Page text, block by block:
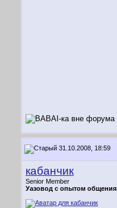
31.10.2008, 18:59
кабанчик
Senior Member
Уазовод с опытом общения